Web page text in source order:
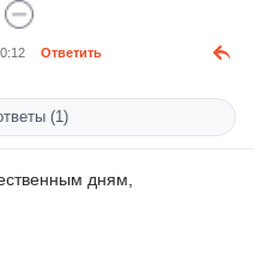
Ответить
(1)
дням,